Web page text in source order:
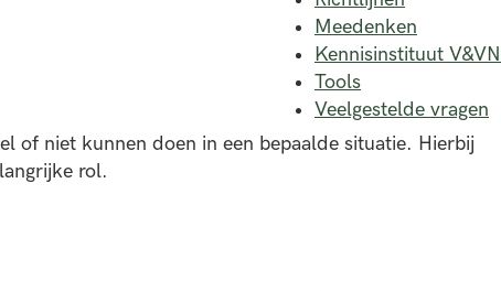
Meedenken
Kennisinstituut V&VN
Tools
Veelgestelde vragen
of niet kunnen doen in een bepaalde situatie. Hierbij
rol.